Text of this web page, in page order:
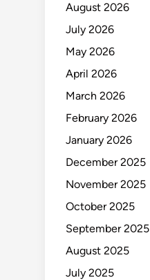
August 2026
July 2026
May 2026
April 2026
March 2026
February 2026
January 2026
December 2025
November 2025
October 2025
September 2025
August 2025
July 2025